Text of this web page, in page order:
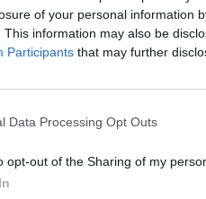
of your personal information
This information may also be
Participants that may further
Data Processing Opt Outs
opt-out of the Sharing of my
- Ζωίτσα
καλύτερης
τον Αιβαλιώτη Στράτη,
ηθοποιούς, συντελεστές